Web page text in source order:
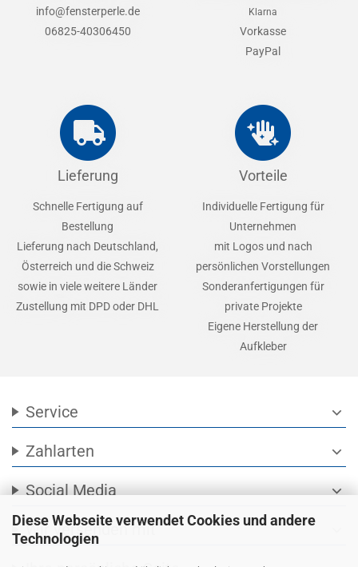
Diese Webseite verwendet Cookies und andere
Technologien
info@fensterperle.de
06825-40306450
Klarna
Vorkasse
PayPal
Lieferung
Schnelle Fertigung auf
Bestellung
Lieferung nach Deutschland,
Österreich und die Schweiz
sowie in viele weitere Länder
Zustellung mit DPD oder DHL
Vorteile
Individuelle Fertigung für
Unternehmen
mit Logos und nach
persönlichen Vorstellungen
Sonderanfertigungen für
private Projekte
Eigene Herstellung der
Aufkleber
Service expand_more
Zahlarten expand_more
Social Media expand_more
Wir versenden mit